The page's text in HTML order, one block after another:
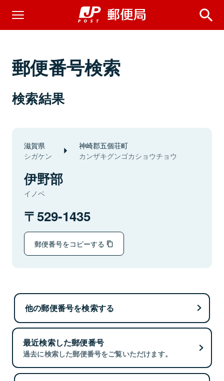
郵便番号検索
検索結果
滋賀県
シガケン
神崎郡五個荘町
カンザキグンゴカショウチョウ
伊野部
イノベ
529-1435
郵便番号をコピーする
他の郵便番号を検索する
最近検索した郵便番号
過去に検索した郵便番号をご覧いただけます。